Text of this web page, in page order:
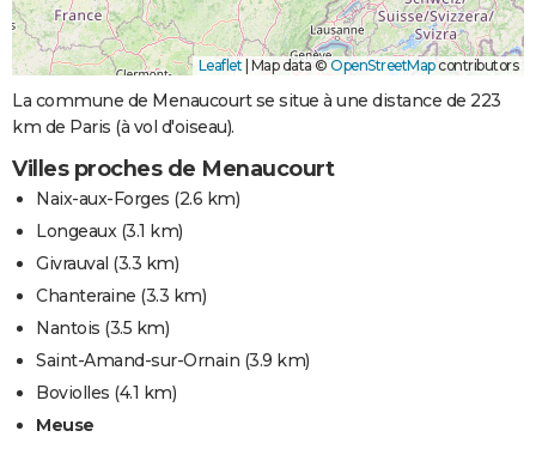
Leaflet Map data ©OpenStreetMapcontributors
La commune de Menaucourt se situe à une distance de 223
km de Paris (à vol d'oiseau).
Villes proches de Menaucourt
Naix-aux-Forges (2.6 km)
Longeaux(3.1 km)
Givrauval (3.3 km)
Chanteraine (3.3 km)
Nantois (3.5 km)
Saint-Amand-sur-Ornain (3.9 km)
Boviolles (4.1 km)
Meuse